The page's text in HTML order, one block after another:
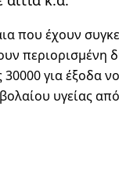
που έχουν
περιορισμένη
για έξοδα
υγείας